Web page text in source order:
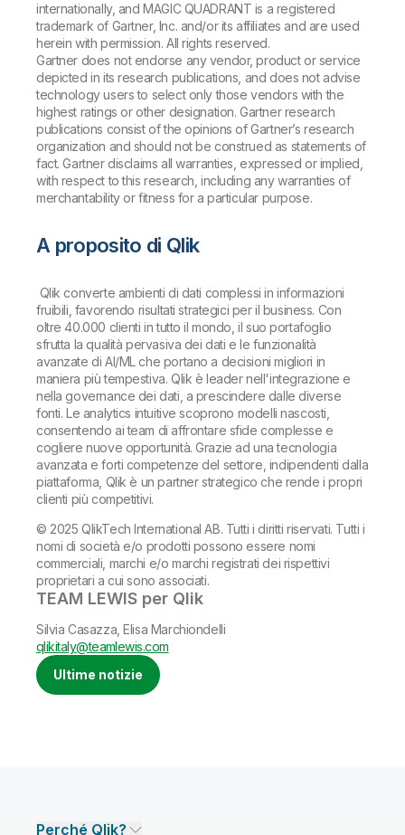
internationally, and MAGIC QUADRANT is a registered
trademark of Gartner, Inc. and/or its affiliates and are used
herein with permission. All rights reserved.
Gartner does not endorse any vendor, product or service
depicted in its research publications, and does not advise
technology users to select only those vendors with the
highest ratings or other designation. Gartner research
publications consist of the opinions of Gartner’s research
organization and should not be construed as statements of
fact. Gartner disclaims all warranties, expressed or implied,
with respect to this research, including any warranties of
merchantability or fitness for a particular purpose.
A proposito di Qlik
Qlik converte ambienti di dati complessi in informazioni
fruibili, favorendo risultati strategici per il business. Con
oltre 40.000 clienti in tutto il mondo, il suo portafoglio
sfrutta la qualità pervasiva dei dati e le funzionalità
avanzate di AI/ML che portano a decisioni migliori in
maniera più tempestiva. Qlik è leader nell'integrazione e
nella governance dei dati, a prescindere dalle diverse
fonti. Le analytics intuitive scoprono modelli nascosti,
consentendo ai team di affrontare sfide complesse e
cogliere nuove opportunità. Grazie ad una tecnologia
avanzata e forti competenze del settore, indipendenti dalla
piattaforma, Qlik è un partner strategico che rende i propri
clienti più competitivi.
© 2025 QlikTech International AB. Tutti i diritti riservati. Tutti i
nomi di società e/o prodotti possono essere nomi
commerciali, marchi e/o marchi registrati dei rispettivi
proprietari a cui sono associati.
TEAM LEWIS per Qlik
Silvia Casazza, Elisa Marchiondelli
qlikitaly@teamlewis.com
Ultime notizie
Perché Qlik?